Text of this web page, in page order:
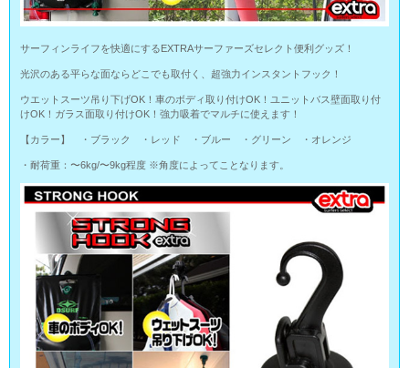
サーフィンライフを快適にするEXTRAサーファーズセレクト便利グッズ！
光沢のある平らな面ならどこでも取付く、超強力インスタントフック！
ウエットスーツ吊り下げOK！車のボディ取り付けOK！ユニットバス壁面取り付
けOK！ガラス面取り付けOK！強力吸着でマルチに使えます！
【カラー】 ・ブラック ・レッド ・ブルー ・グリーン ・オレンジ
・耐荷重：〜6kg/〜9kg程度 ※角度によってことなります。